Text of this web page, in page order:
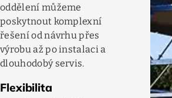
oddělení můžeme
poskytnout komplexní
řešení od návrhu přes
výrobu až po instalaci a
dlouhodobý servis.
Flexibilita